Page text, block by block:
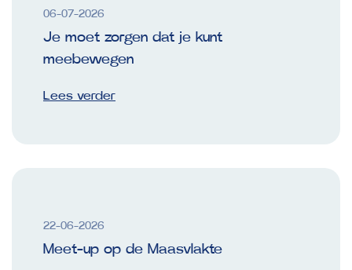
06-07-2026
Je moet zorgen dat je kunt
meebewegen
Lees verder
22-06-2026
Meet-up op de Maasvlakte